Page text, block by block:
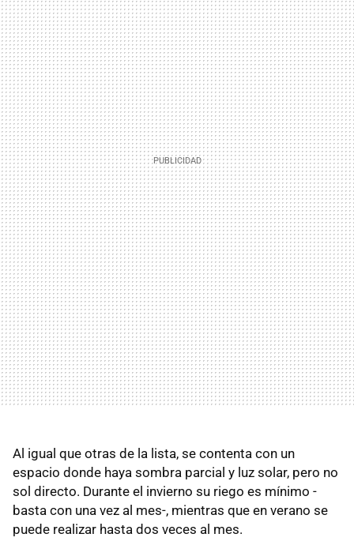
Al igual que otras de la lista, se contenta con un
espacio donde haya sombra parcial y luz solar, pero no
sol directo. Durante el invierno su riego es mínimo -
basta con una vez al mes-, mientras que en verano se
puede realizar hasta dos veces al mes.